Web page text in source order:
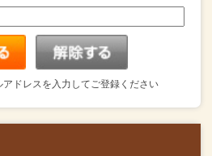
アドレスを入力してご登録ください